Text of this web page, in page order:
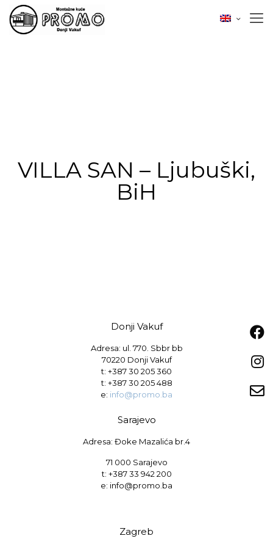
VILLA SAN – Ljubuški,
BiH
Donji Vakuf
Adresa: ul. 770. Sbbr bb
70220 Donji Vakuf
t: +387 30 205 360
t: +387 30 205 488
e: info@promo.ba
Sarajevo
Adresa: Đoke Mazalića br.4
71 000 Sarajevo
t: +387 33 942 200
e: info@promo.ba
Zagreb